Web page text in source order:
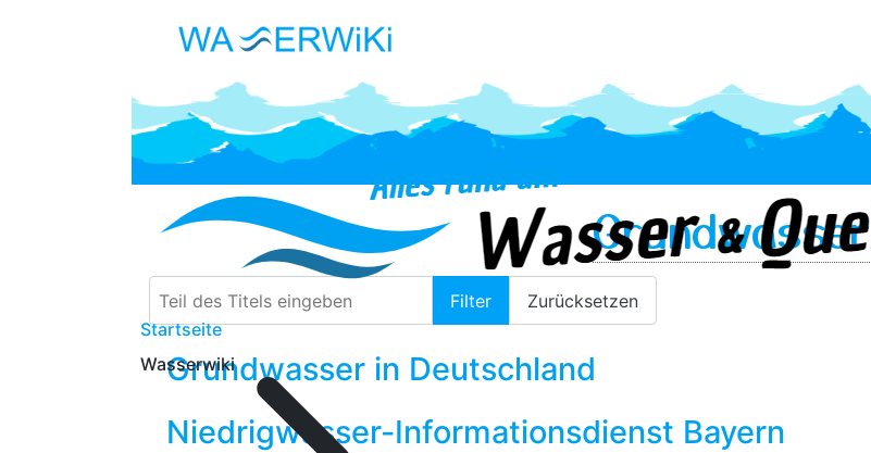
Startseite
Wasserwiki
Grundwasser
Filter Zurücksetzen
Grundwasser in Deutschland
Niedrigwasser-Informationsdienst Bayern